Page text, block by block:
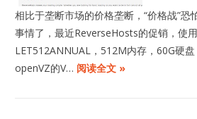
相比于垄断市场的价格垄断，“价格战”恐
事情了，最近ReverseHosts的促销，使用
LET512ANNUAL，512M内存，60G硬
openVZ的V… 阅读全文 »